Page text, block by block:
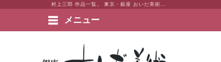
メニュー